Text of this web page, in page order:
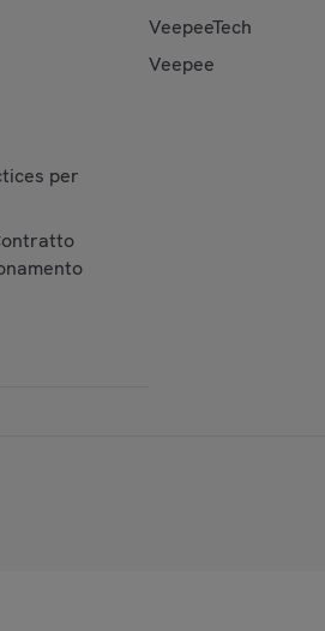
per
VeepeeTech
Veepee